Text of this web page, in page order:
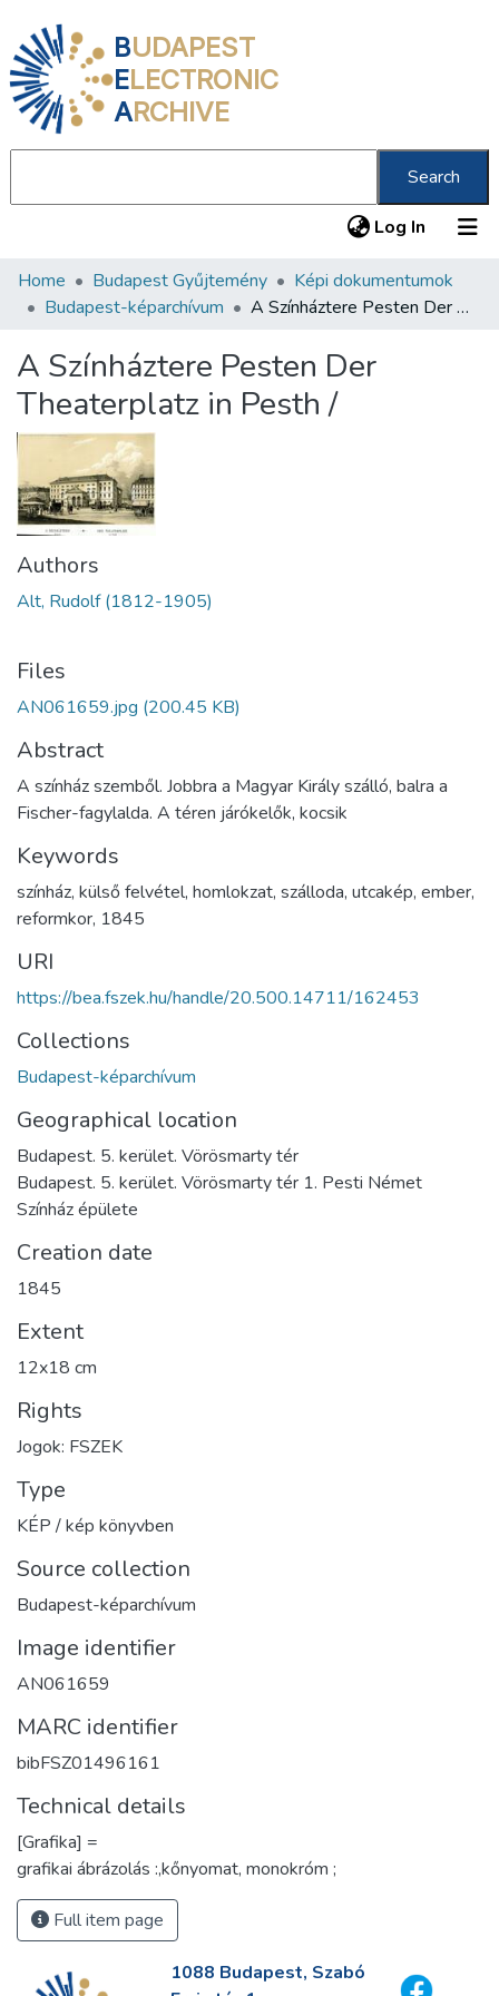
BUDAPEST
ELECTRONIC
ARCHIVE
Search
Log In (current)
Communities & Collections
Statistics
About us
Home Budapest Gyűjtemény
Képi dokumentumok
Budapest-képarchívum
A Színháztere Pesten Der Theaterplatz in Pesth /
A Színháztere Pesten Der
Theaterplatz in Pesth /
Authors
Alt, Rudolf (1812-1905)
Files
AN061659.jpg (200.45 KB)
Abstract
A színház szemből. Jobbra a Magyar Király szálló, balra a
Fischer-fagylalda. A téren járókelők, kocsik
Keywords
színház, külső felvétel, homlokzat, szálloda, utcakép, ember,
reformkor, 1845
URI
https://bea.fszek.hu/handle/20.500.14711/162453
Collections
Budapest-képarchívum
Geographical location
Budapest. 5. kerület. Vörösmarty tér
Budapest. 5. kerület. Vörösmarty tér 1. Pesti Német
Színház épülete
Creation date
1845
Extent
12x18 cm
Rights
Jogok: FSZEK
Type
KÉP / kép könyvben
Source collection
Budapest-képarchívum
Image identifier
AN061659
MARC identifier
bibFSZ01496161
Technical details
[Grafika] =
grafikai ábrázolás :,kőnyomat, monokróm ;
Full item page
1088 Budapest, Szabó